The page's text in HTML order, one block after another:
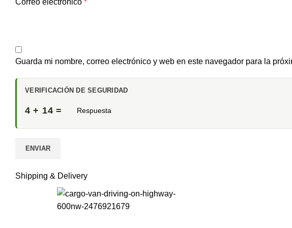
Correo electrónico *
Guarda mi nombre, correo electrónico y web en este navegador para la
VERIFICACIÓN DE SEGURIDAD
4 + 14 =
Shipping & Delivery